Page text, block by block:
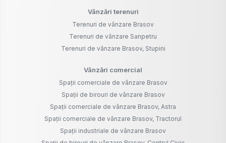
Vânzări terenuri
Terenuri de vânzare Brasov
Terenuri de vânzare Sanpetru
Terenuri de vânzare Brasov, Stupini
Vânzări comercial
Spații comerciale de vânzare Brasov
Spații de birouri de vânzare Brasov
Spații comerciale de vânzare Brasov, Astra
Spații comerciale de vânzare Brasov, Tractorul
Spații industriale de vânzare Brasov